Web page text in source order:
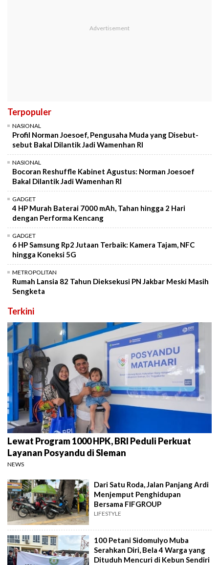
Terpopuler
NASIONAL
Profil Norman Joesoef, Pengusaha Muda yang Disebut-
sebut Bakal Dilantik Jadi Wamenhan RI
NASIONAL
Bocoran Reshuffle Kabinet Agustus: Norman Joesoef
Bakal Dilantik Jadi Wamenhan RI
GADGET
4 HP Murah Baterai 7000 mAh, Tahan hingga 2 Hari
dengan Performa Kencang
GADGET
6 HP Samsung Rp2 Jutaan Terbaik: Kamera Tajam, NFC
hingga Koneksi 5G
METROPOLITAN
Rumah Lansia 82 Tahun Dieksekusi PN Jakbar Meski Masih
Sengketa
Terkini
Lewat Program 1000 HPK, BRI Peduli Perkuat
Layanan Posyandu di Sleman
NEWS
Dari Satu Roda, Jalan Panjang Ardi
Menjemput Penghidupan
Bersama FIFGROUP
LIFESTYLE
100 Petani Sidomulyo Muba
Serahkan Diri, Bela 4 Warga yang
Dituduh Mencuri di Kebun Sendiri